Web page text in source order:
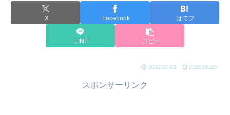
X Facebook はてブ
LINE コピー
2012.07.02 2026.06.25
スポンサーリンク